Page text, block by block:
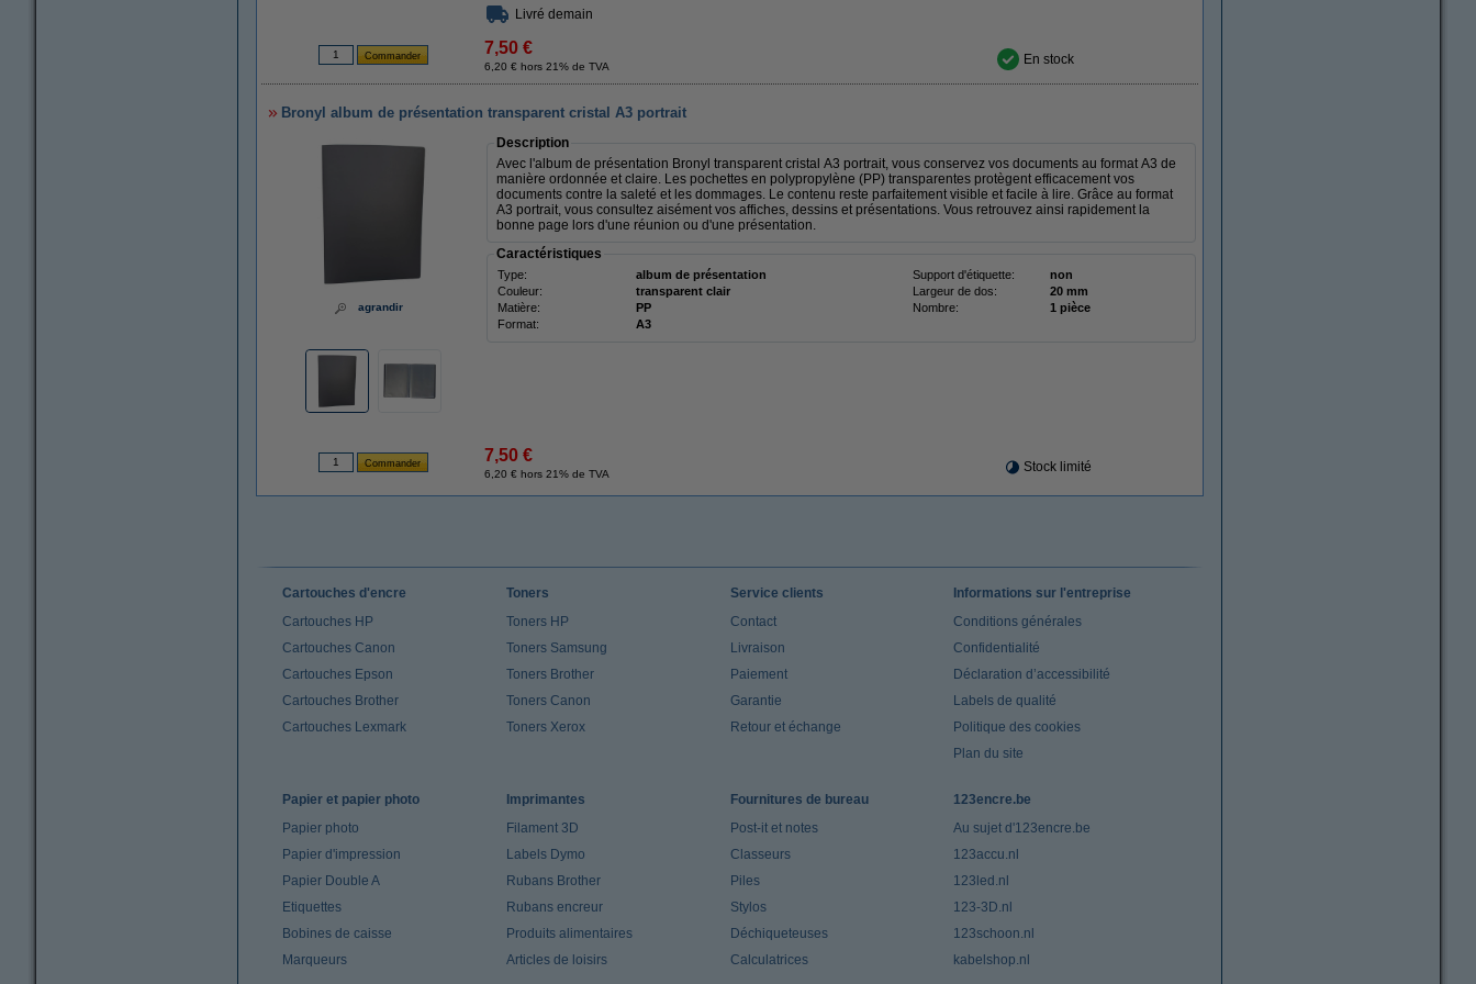
Livré demain
7,50 €
6,20 € hors 21% de TVA En stock
Bronyl album de présentation transparent cristal A3 portrait
agrandir
Description
Avec l'album de présentation Bronyl transparent cristal A3 portrait, vous conservez vos documents au format A3 de
manière ordonnée et claire. Les pochettes en polypropylène (PP) transparentes protègent efficacement vos
documents contre la saleté et les dommages. Le contenu reste parfaitement visible et facile à lire. Grâce au format
A3 portrait, vous consultez aisément vos affiches, dessins et présentations. Vous retrouvez ainsi rapidement la
bonne page lors d'une réunion ou d'une présentation.
Caractéristiques
Type: album de présentation Support d'étiquette:
non
Couleur:
transparent clair Largeur de dos:
20 mm
Matière:
PP Nombre:
1 pièce
Format:
A3
7,50 €
6,20 € hors 21% de TVA Stock limité
Cartouches d'encre
Cartouches HP
Cartouches Canon
Cartouches Epson
Cartouches Brother
Cartouches Lexmark
Toners
Toners HP
Toners Samsung
Toners Brother
Toners Canon
Toners Xerox
Service clients
Contact
Livraison
Paiement
Garantie
Retour et échange
Informations sur l'entreprise
Conditions générales
Confidentialité
Déclaration d’accessibilité
Labels de qualité
Politique des cookies
Plan du site
Papier et papier photo
Papier photo
Papier d'impression
Papier Double A
Etiquettes
Bobines de caisse
Marqueurs
Imprimantes
Filament 3D
Labels Dymo
Rubans Brother
Rubans encreur
Produits alimentaires
Articles de loisirs
Fournitures de bureau
Post-it et notes
Classeurs
Piles
Stylos
Déchiqueteuses
Calculatrices
123encre.be
Au sujet d'123encre.be
123accu.nl
123led.nl
123-3D.nl
123schoon.nl
kabelshop.nl